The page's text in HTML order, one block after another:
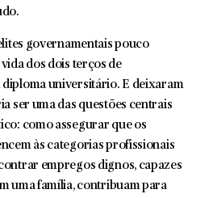
governamentais pouco
dos dois terços de
diploma universitário. E deixaram
ser uma das questões centrais
como assegurar que os
às categorias profissionais
empregos dignos, capazes
uma família, contribuam para